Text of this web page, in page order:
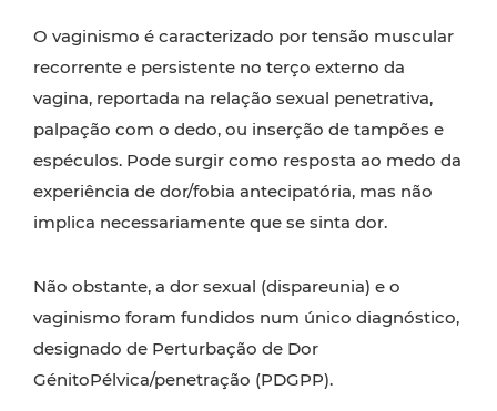
O vaginismo é caracterizado por tensão muscular
recorrente e persistente no terço externo da
vagina, reportada na relação sexual penetrativa,
palpação com o dedo, ou inserção de tampões e
espéculos. Pode surgir como resposta ao medo da
experiência de dor/fobia antecipatória, mas não
implica necessariamente que se sinta dor.
Não obstante, a dor sexual (dispareunia) e o
vaginismo foram fundidos num único diagnóstico,
designado de Perturbação de Dor
GénitoPélvica/penetração (PDGPP).